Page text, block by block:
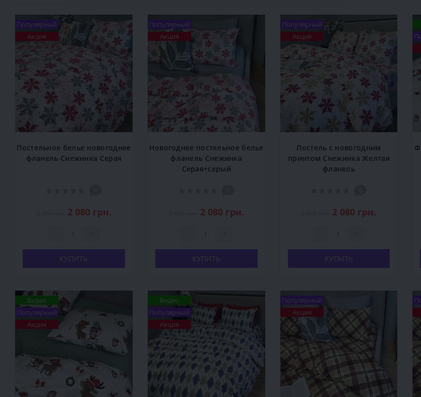
Популярный
Акция
Постельное белье новогоднее
фланель Снежинка Серая
2 080 грн.
КУПИТЬ
Популярный
Акция
Новогоднее постельное белье
фланель Снежинка
Серая+серый
2 080 грн.
КУПИТЬ
Популярный
Акция
Постель с новогодним
принтом Снежинка Желтая
фланель
2 080 грн.
КУПИТЬ
Видео
Популярный
Акция
Видео
Популярный
Акция
Популярный
Акция